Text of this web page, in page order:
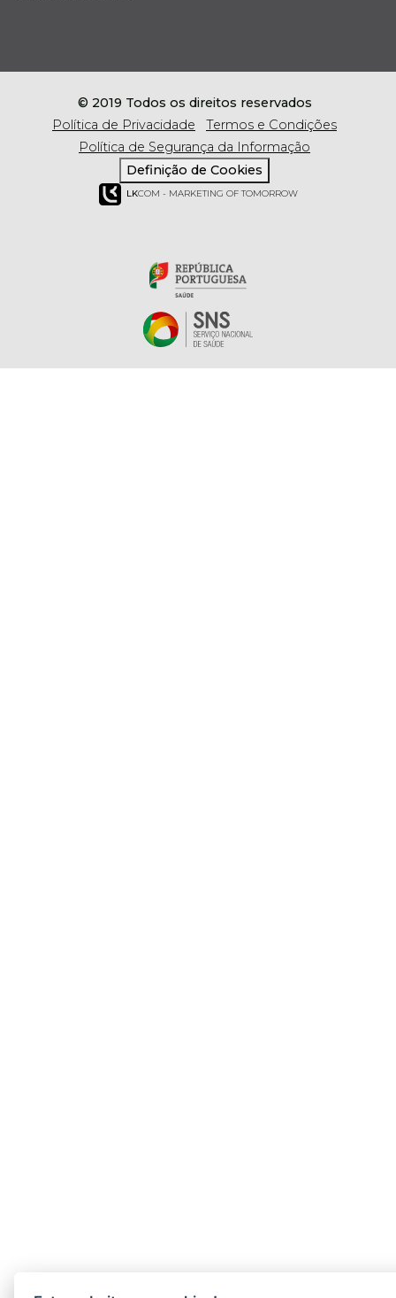
© 2019 Todos os direitos reservados
Política de Privacidade
Termos e Condições
Política de Segurança da Informação
Definição de Cookies
LKCOM - MARKETING OF TOMORROW